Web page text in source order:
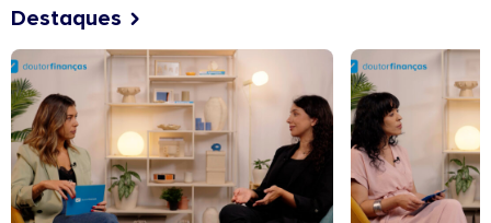
Destaques